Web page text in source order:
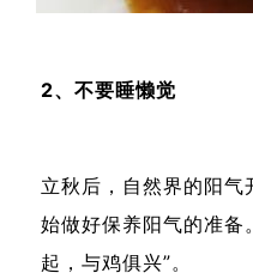
2、不要睡懒觉
立秋后，自然界的阳
始做好保养阳气的准备
起，与鸡俱兴”。